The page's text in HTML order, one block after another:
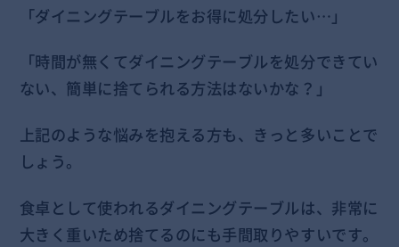
「ダイニングテーブルをお得に処分したい…」
「時間が無くてダイニングテーブルを処分できてい
ない、簡単に捨てられる方法はないかな？」
上記のような悩みを抱える方も、きっと多いことで
しょう。
食卓として使われるダイニングテーブルは、非常に
大きく重いため捨てるのにも手間取りやすいです。